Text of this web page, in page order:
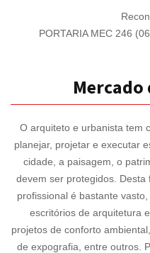
PORTARIA MEC 246
Mercado
O arquiteto e urbanista tem
planejar, projetar e executar
cidade, a paisagem, o
devem ser protegidos.
profissional é bastante
escritórios de arquitetura
projetos de conforto
de expografia, entre outros.